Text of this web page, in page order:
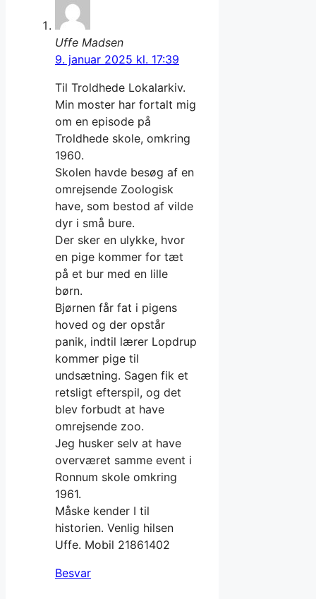
Uffe Madsen
9. januar 2025 kl. 17:39
Til Troldhede Lokalarkiv.
Min moster har fortalt mig
om en episode på
Troldhede skole, omkring
1960.
Skolen havde besøg af en
omrejsende Zoologisk
have, som bestod af vilde
dyr i små bure.
Der sker en ulykke, hvor
en pige kommer for tæt
på et bur med en lille
børn.
Bjørnen får fat i pigens
hoved og der opstår
panik, indtil lærer Lopdrup
kommer pige til
undsætning. Sagen fik et
retsligt efterspil, og det
blev forbudt at have
omrejsende zoo.
Jeg husker selv at have
overværet samme event i
Ronnum skole omkring
1961.
Måske kender I til
historien. Venlig hilsen
Uffe. Mobil 21861402
Besvar